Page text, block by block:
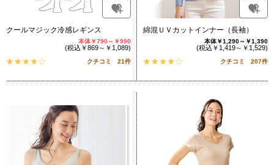
クールマジック冷感レギンス
本体￥790～￥990
(税込￥869～￥1,089)
クチコミ 21件
綿混ＵＶカットインナー（長袖）
本体￥1,290～￥1,390
(税込￥1,419～￥1,529)
クチコミ 207件